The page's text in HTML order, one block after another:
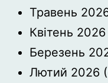
Травень
Квітень 2026
Березень
Лютий 2026